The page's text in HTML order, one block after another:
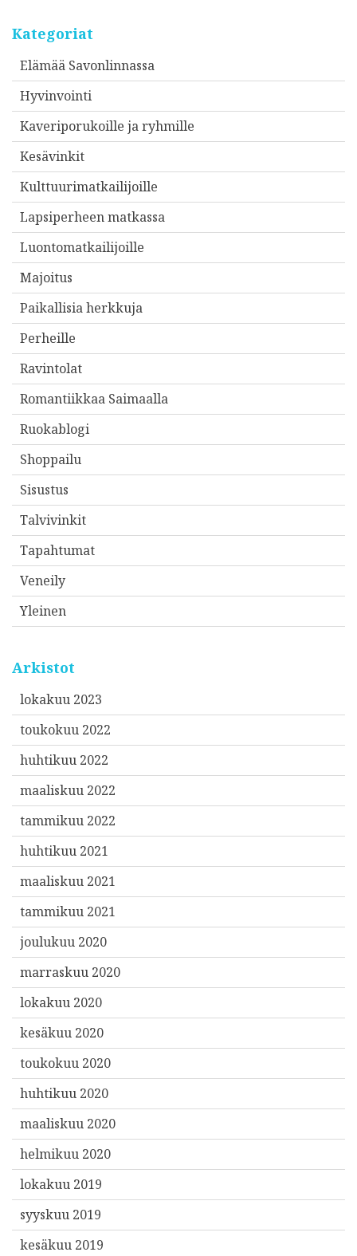
Kategoriat
Elämää Savonlinnassa
Hyvinvointi
Kaveriporukoille ja ryhmille
Kesävinkit
Kulttuurimatkailijoille
Lapsiperheen matkassa
Luontomatkailijoille
Majoitus
Paikallisia herkkuja
Perheille
Ravintolat
Romantiikkaa Saimaalla
Ruokablogi
Shoppailu
Sisustus
Talvivinkit
Tapahtumat
Veneily
Yleinen
Arkistot
lokakuu 2023
toukokuu 2022
huhtikuu 2022
maaliskuu 2022
tammikuu 2022
huhtikuu 2021
maaliskuu 2021
tammikuu 2021
joulukuu 2020
marraskuu 2020
lokakuu 2020
kesäkuu 2020
toukokuu 2020
huhtikuu 2020
maaliskuu 2020
helmikuu 2020
lokakuu 2019
syyskuu 2019
kesäkuu 2019